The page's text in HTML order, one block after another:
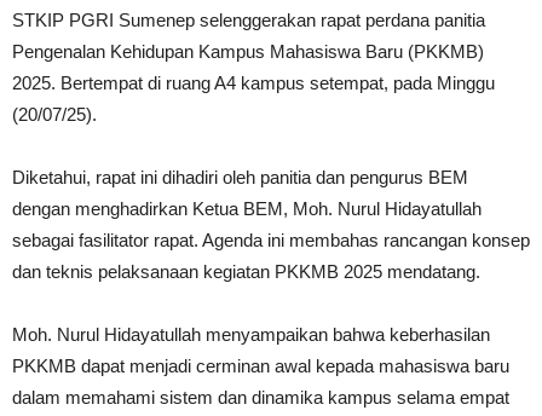
STKIP PGRI Sumenep selenggerakan rapat perdana panitia
Pengenalan Kehidupan Kampus Mahasiswa Baru (PKKMB)
2025. Bertempat di ruang A4 kampus setempat, pada Minggu
(20/07/25).
Diketahui, rapat ini dihadiri oleh panitia dan pengurus BEM
dengan menghadirkan Ketua BEM, Moh. Nurul Hidayatullah
sebagai fasilitator rapat. Agenda ini membahas rancangan konsep
dan teknis pelaksanaan kegiatan PKKMB 2025 mendatang.
Moh. Nurul Hidayatullah menyampaikan bahwa keberhasilan
PKKMB dapat menjadi cerminan awal kepada mahasiswa baru
dalam memahami sistem dan dinamika kampus selama empat